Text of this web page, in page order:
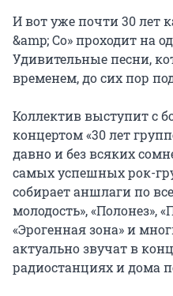
И вот уже почти 30 лет
&amp; Co» проходит на
Удивительные песни,
временем, до сих пор
Коллектив выступит с
концертом «30 лет
давно и без всяких
самых успешных рок-
собирает аншлаги по
молодость», «Полонез»,
«Эрогенная зона» и
актуально звучат в
радиостанциях и дома